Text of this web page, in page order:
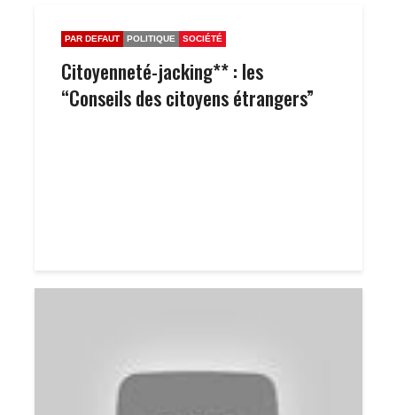
PAR DEFAUT POLITIQUE SOCIÉTÉ
Citoyenneté-jacking** : les
“Conseils des citoyens étrangers”